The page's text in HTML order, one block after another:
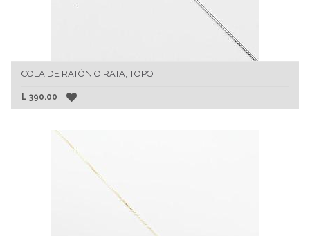
COLA DE RATÓN O RATA, TOPO
L 390.00